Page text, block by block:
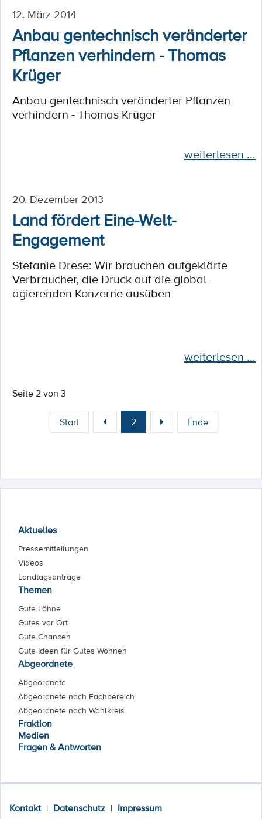
12. März 2014
Anbau gentechnisch veränderter
Pflanzen verhindern - Thomas
Krüger
Anbau gentechnisch veränderter Pflanzen
verhindern - Thomas Krüger
weiterlesen ...
20. Dezember 2013
Land fördert Eine-Welt-
Engagement
Stefanie Drese: Wir brauchen aufgeklärte
Verbraucher, die Druck auf die global
agierenden Konzerne ausüben
weiterlesen ...
Seite 2 von 3
Start 2 Ende
Aktuelles
Pressemitteilungen
Videos
Landtagsanträge
Themen
Gute Löhne
Gutes vor Ort
Gute Chancen
Gute Ideen für Gutes Wohnen
Abgeordnete
Abgeordnete
Abgeordnete nach Fachbereich
Abgeordnete nach Wahlkreis
Fraktion
Medien
Fragen & Antworten
Kontakt | Datenschutz | Impressum